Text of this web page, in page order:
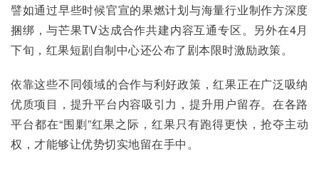
譬如通过早些时候官宣的果燃计划与海量行业制作方深度
捆绑，与芒果TV达成合作共建内容互通专区。另外在4月
下旬，红果短剧自制中心还公布了剧本限时激励政策。
依靠这些不同领域的合作与利好政策，红果正在广泛吸纳
优质项目，提升平台内容吸引力，提升用户留存。在各路
平台都在“围剿”红果之际，红果只有跑得更快，抢夺主动
权，才能够让优势切实地留在手中。